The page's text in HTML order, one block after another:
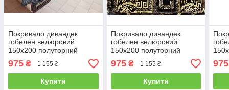
Покривало дивандек
гобелен велюровий
150х200 полуторний
975 ₴ 1 155 ₴
Купити
Покривало дивандек
гобелен велюровий
150х200 полуторний
975₴ 1 155 ₴
Купити
975